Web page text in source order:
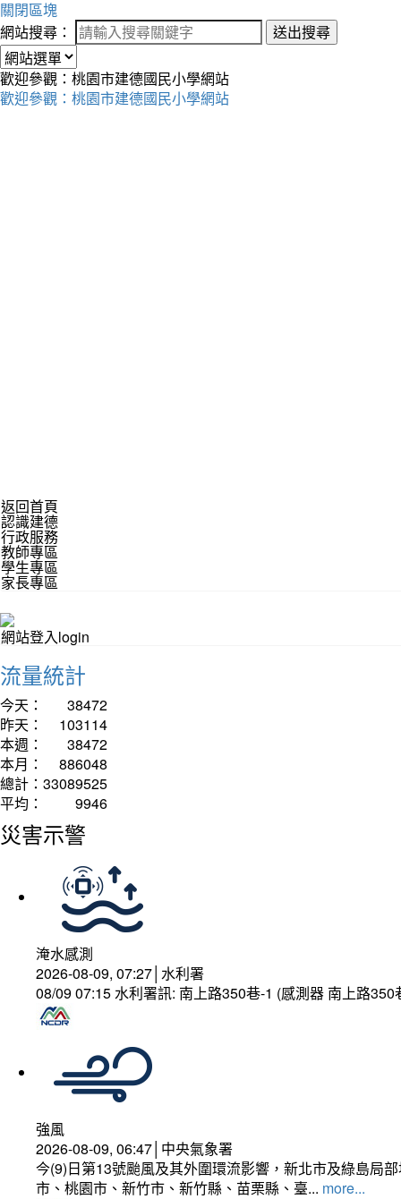
關閉區塊
網站搜尋：
送出搜尋
歡迎參觀：桃園市建德國民小學網站
歡迎參觀：桃園市建德國民小學網站
返回首頁
認識建德
行政服務
教師專區
學生專區
家長專區
網站登入login
流量統計
今天：
38472
昨天：
103114
本週：
38472
本月：
886048
總計： 33089525
平均：
9946
災害示警
淹水感測
2026-08-09, 07:27│水利署
08/09 07:15 水利署訊: 南上路350巷-1 (感測器 南上路
強風
2026-08-09, 06:47│中央氣象署
今(9)日第13號颱風及其外圍環流影響，新北市及綠島局
市、桃園市、新竹市、新竹縣、苗栗縣、臺... more...